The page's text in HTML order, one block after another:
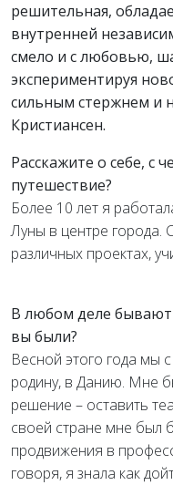
решительная,
внутренней
смело и с любовью,
экспериментируя
сильным стержнем и
Кристиансен.
Расскажите о себе, с
путешествие?
Более 10 лет я
Луны в центре города.
различных проектах,
В любом деле
вы были?
Весной этого года мы
родину, в Данию. Мне
решение – оставить
своей стране мне был
продвижения в
говоря, я знала как